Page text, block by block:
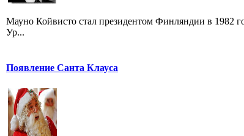
Мауно Койвисто стал президентом Финляндии в 1982
Ур...
Появление Санта Клауса